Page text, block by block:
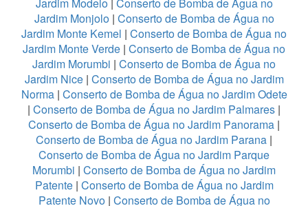
Jardim Modelo| Conserto de Bomba de Água no
Jardim Monjolo| Conserto de Bomba de Água no
Jardim Monte Kemel | Conserto de Bomba de Água no
Jardim Monte Verde | Conserto de Bomba de Água no
Jardim Morumbi | Conserto de Bomba de Água no
Jardim Nice| Conserto de Bomba de Água no Jardim
Norma| Conserto de Bomba de Água no Jardim Odete
| Conserto de Bomba de Água no Jardim Palmares |
Conserto de Bomba de Água no Jardim Panorama |
Conserto de Bomba de Água no Jardim Parana |
Conserto de Bomba de Água no Jardim Parque
Morumbi | Conserto de Bomba de Água no Jardim
Patente| Conserto de Bomba de Água no Jardim
Patente Novo| Conserto de Bomba de Água no